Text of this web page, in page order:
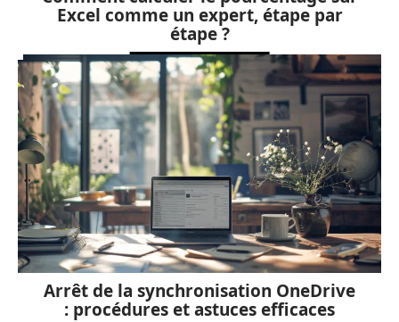
Excel comme un expert, étape par
étape ?
Arrêt de la synchronisation OneDrive
: procédures et astuces efficaces